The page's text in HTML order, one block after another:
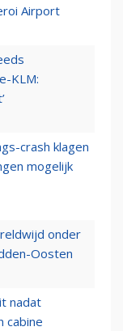
Airport
KLM:
crash klagen
mogelijk
onder
Oosten
nadat
cabine